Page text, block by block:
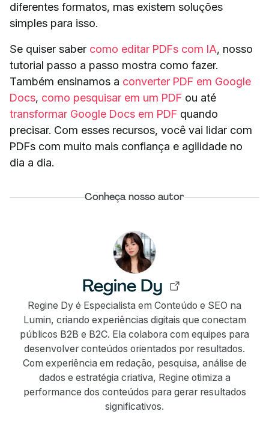
diferentes formatos, mas existem soluções
simples para isso.
Se quiser saber como editar PDFs com IA, nosso
tutorial passo a passo mostra como fazer.
Também ensinamos a converter PDF em Google
Docs, como pesquisar em um PDF ou até
transformar Google Docs em PDF quando
precisar. Com esses recursos, você vai lidar com
PDFs com muito mais confiança e agilidade no
dia a dia.
Conheça nosso autor
Regine Dy
Regine Dy é Especialista em Conteúdo e SEO na
Lumin, criando experiências digitais que conectam
públicos B2B e B2C. Ela colabora com equipes para
desenvolver conteúdos orientados por resultados.
Com experiência em redação, pesquisa, análise de
dados e estratégia criativa, Regine otimiza a
performance dos conteúdos para gerar resultados
significativos.